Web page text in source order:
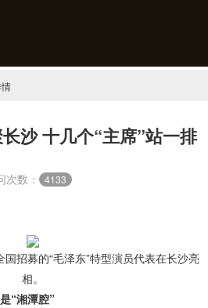
沙 十几个“主席”站一排
次数： 4133
招募的“毛泽东”特型演员代表在长沙亮
相。
“湘潭腔”